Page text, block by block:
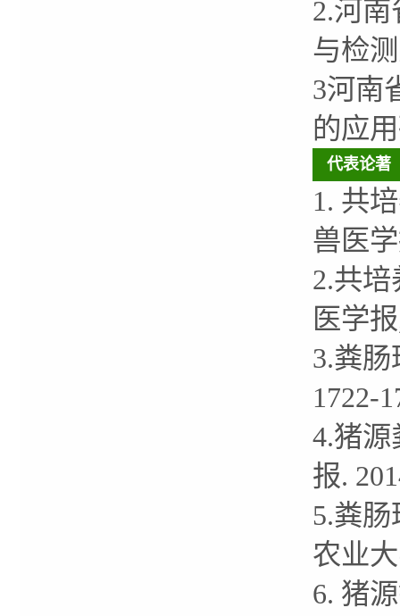
2.河
与检
3河南
的应
代表论著
1. 共
兽医
2.共
医学
3.粪肠
1722-
4.猪
报.
5.粪
农业
6. 猪